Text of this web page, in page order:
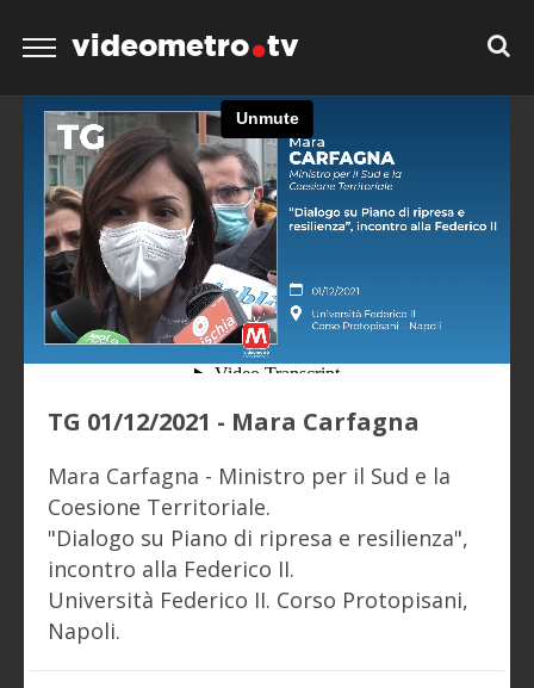
videometro tv
TG 01/12/2021 - Mara Carfagna
Mara Carfagna - Ministro per il Sud e la
Coesione Territoriale.
"Dialogo su Piano di ripresa e resilienza",
incontro alla Federico II.
Università Federico II. Corso Protopisani,
Napoli.